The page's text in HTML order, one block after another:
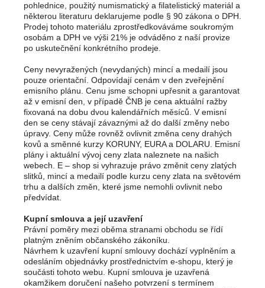
pohlednice, použitý numismatický a filatelistický materiál a
některou literaturu deklarujeme podle § 90 zákona o DPH.
Prodej tohoto materiálu zprostředkováváme soukromým
osobám a DPH ve výši 21% je odváděno z naší provize
po uskutečnění konkrétního prodeje.
Ceny nevyražených (nevydaných) mincí a medailí jsou
pouze orientační. Odpovídají cenám v den zveřejnění
emisního plánu. Cenu jsme schopni upřesnit a garantovat
až v emisní den, v případě ČNB je cena aktuální ražby
fixovaná na dobu dvou kalendářních měsíců. V emisní
den se ceny stávají závaznými až do další změny nebo
úpravy. Ceny může rovněž ovlivnit změna ceny drahých
kovů a směnné kurzy KORUNY, EURA a DOLARU. Emisní
plány i aktuální vývoj ceny zlata naleznete na našich
webech.
E – shop si vyhrazuje právo změnit ceny zlatých
slitků, mincí a medailí podle kurzu ceny zlata na světovém
trhu a dalších změn, které jsme nemohli ovlivnit nebo
předvídat.
Kupní smlouva a její uzavření
Právní poměry mezi oběma stranami obchodu se řídí
platným zněním občanského zákoníku.
Návrhem k uzavření kupní smlouvy dochází vyplněním a
odesláním objednávky prostřednictvím e-shopu, který je
součásti tohoto webu. Kupní smlouva je uzavřená
okamžikem doručení našeho potvrzení s termínem